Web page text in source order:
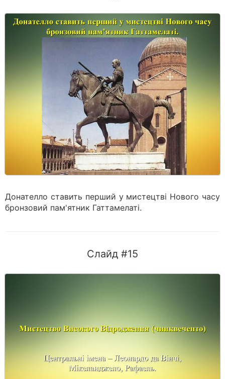
Донателло ставить перший у мистецтві Нового часу
бронзовий пам'ятник Гаттамелаті.
Слайд #15